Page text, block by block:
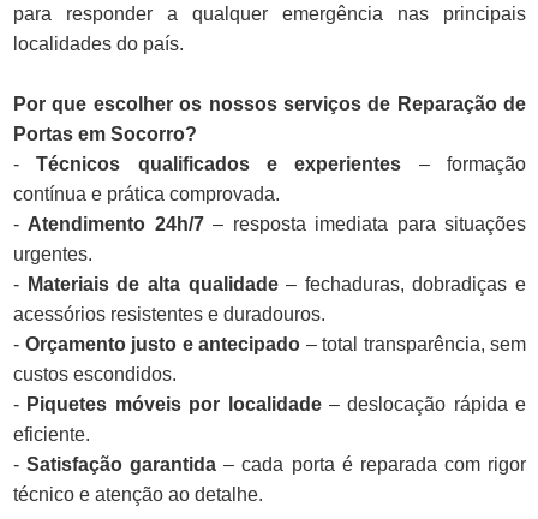
para responder a qualquer emergência nas principais
localidades do país.
Por que escolher os nossos serviços de Reparação de
Portas em Socorro?
-Técnicos qualificados e experientes – formação
contínua e prática comprovada.
- Atendimento 24h/7– resposta imediata para situações
urgentes.
- Materiais de alta qualidade– fechaduras, dobradiças e
acessórios resistentes e duradouros.
- Orçamento justo e antecipado – total transparência, sem
custos escondidos.
- Piquetes móveis por localidade– deslocação rápida e
eficiente.
-Satisfação garantida – cada porta é reparada com rigor
técnico e atenção ao detalhe.